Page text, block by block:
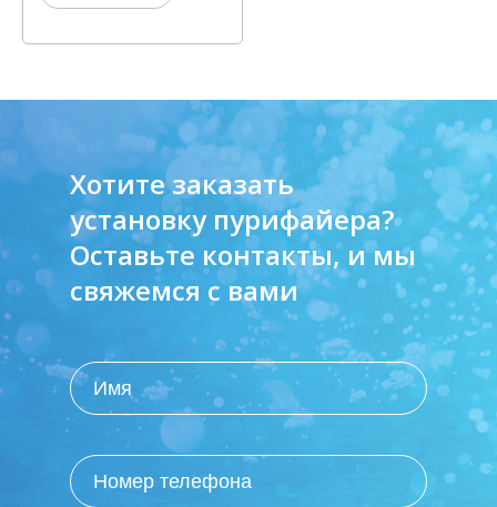
Хотите заказать
установку пурифайера?
Оставьте контакты, и мы
свяжемся с вами